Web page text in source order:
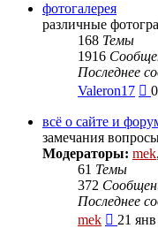
фотогалерея
различные
168 Темы
1916
Последнее
Valeron17
всё о сайте и
замечания
Модераторы: mek,
61 Темы
372
Последнее
mek
21